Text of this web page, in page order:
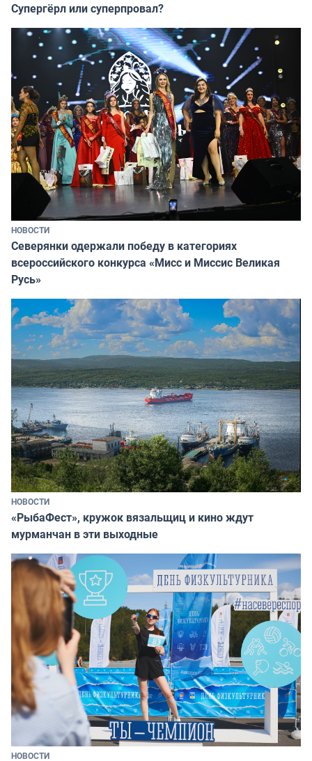
Супергёрл или суперпровал?
НОВОСТИ
Северянки одержали победу в категориях
всероссийского конкурса «Мисс и Миссис Великая
Русь»
НОВОСТИ
«РыбаФест», кружок вязальщиц и кино ждут
мурманчан в эти выходные
НОВОСТИ